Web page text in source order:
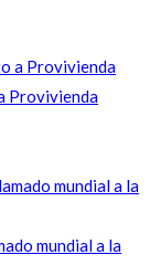
Provivienda
mundial a la